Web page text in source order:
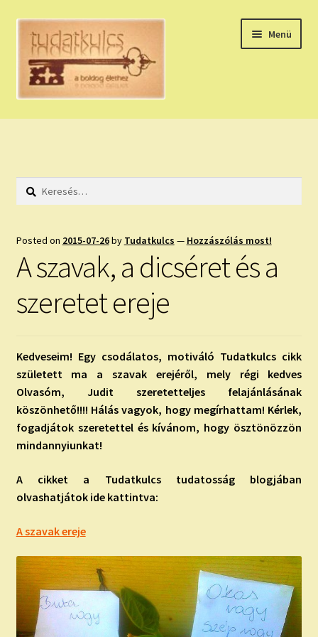
Ugrás
navigációhoz
Kilépés
tartalomba
Menü
HÚZZ EGY KÁRTYÁT!
HOLDNAPTÁR
NAPI ASZTROLÓGIA
KÉRJ EGY MEGERŐSÍTÉST!
child
menu
ÍRJ NEKEM!
IRATKOZZ FEL A VIDEÓ CSATORNÁNKRA!
AJÁNDÉKOKKAL!
Keresés:
Posted on 2015-07-26by Tudatkulcs — Hozzászólás most!
A szavak, a dicséret és a
szeretet ereje
Kedveseim! Egy csodálatos, motiváló Tudatkulcs cikk
született ma a szavak erejéről, mely régi kedves
Olvasóm, Judit szeretetteljes felajánlásának
köszönhető!!!! Hálás vagyok, hogy megírhattam! Kérlek,
fogadjátok szeretettel és kívánom, hogy ösztönözzön
mindannyiunkat!
A cikket a Tudatkulcs tudatosság blogjában
olvashatjátok ide kattintva:
A szavak ereje